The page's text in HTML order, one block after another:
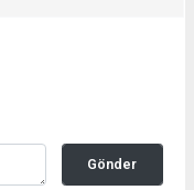
Gönder